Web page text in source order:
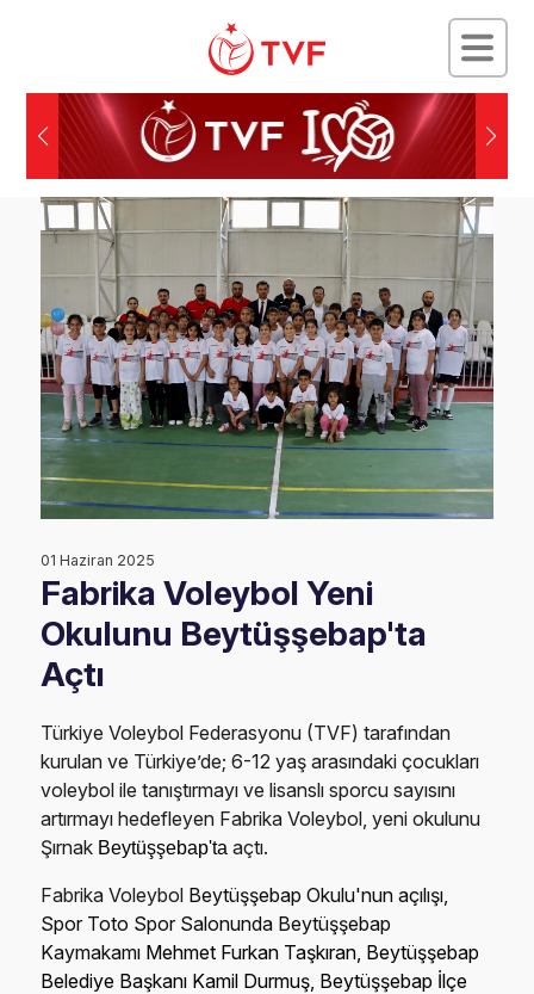
01 Haziran 2025
Fabrika Voleybol Yeni
Okulunu Beytüşşebap'ta
Açtı
Türkiye Voleybol Federasyonu (TVF) tarafından
kurulan ve Türkiye’de; 6-12 yaş arasındaki çocukları
voleybol ile tanıştırmayı ve lisanslı sporcu sayısını
artırmayı hedefleyen Fabrika Voleybol, yeni okulunu
Şırnak Beytüşşebap'ta açtı.
Fabrika Voleybol Beytüşşebap Okulu'nun açılışı,
Spor Toto Spor Salonunda Beytüşşebap
Kaymakamı Mehmet Furkan Taşkıran, Beytüşşebap
Belediye Başkanı Kamil Durmuş, Beytüşşebap İlçe